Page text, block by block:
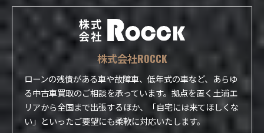
株式会社ROCCK
ローンの残債がある車や故障車、低年式の車など、あらゆ
る中古車買取のご相談を承っています。拠点を置く土浦エ
リアから全国まで出張するほか、「自宅には来てほしくな
い」といったご要望にも柔軟に対応いたします。